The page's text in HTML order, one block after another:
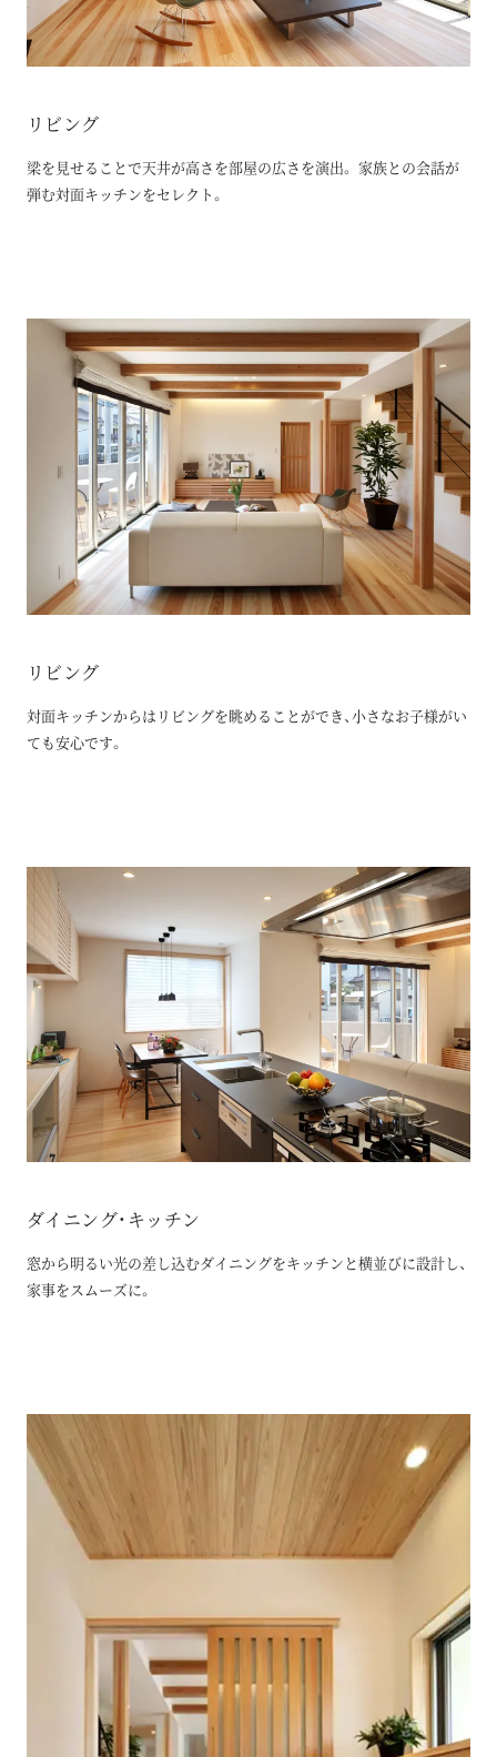
リビング
梁を見せることで天井が高さを部屋の広さを演出。 家族との会話が
弾む対面キッチンをセレクト。
リビング
対面キッチンからはリビングを眺めることができ、小さなお子様がい
ても安心です。
ダイニング・キッチン
窓から明るい光の差し込むダイニングをキッチンと横並びに設計し、
家事をスムーズに。